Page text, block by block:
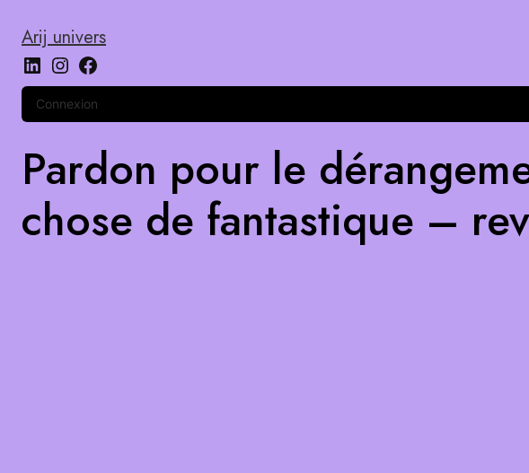
Arij univers
Connexion
Pardon pour le
chose de fantastique –